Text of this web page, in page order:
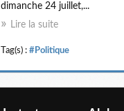
dimanche 24 juillet,...
Lire la suite
Tag(s) : #Politique